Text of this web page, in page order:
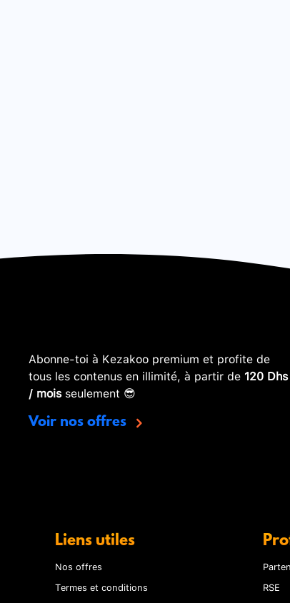
Abonne-toi à Kezakoo premium et profite de
tous les contenus en illimité, à partir de 120 Dhs
/ moisseulement 😎
Voir nos offres
Liens utiles
Nos offres
Termes et conditions
RSE